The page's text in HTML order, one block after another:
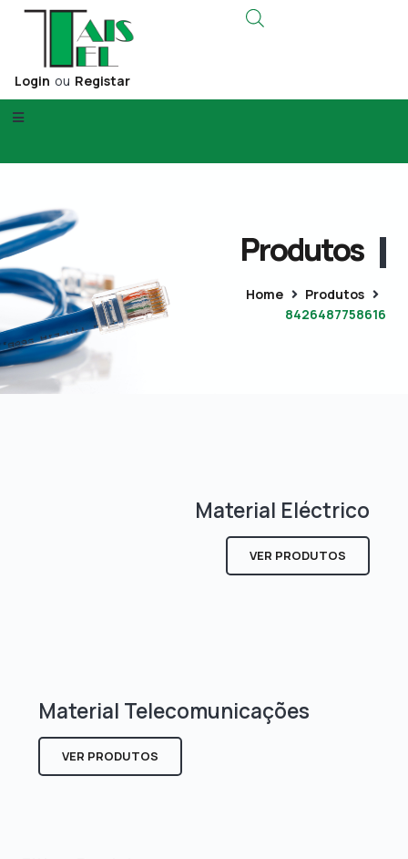
Login ou Registar
Produtos
Home
Produtos
8426487758616
Material Eléctrico
VER PRODUTOS
Material Telecomunicações
VER PRODUTOS